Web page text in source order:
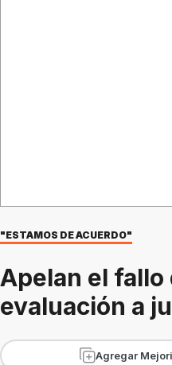
"ESTAMOS DE ACUERDO"
Apelan el fallo
evaluación a
Agregar